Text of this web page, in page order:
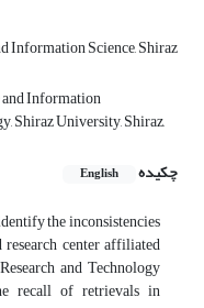
Information Science, Shiraz
Information
Shiraz University, Shiraz,
چکیده
English
the inconsistencies
center affiliated
and Technology
recall of retrievals in